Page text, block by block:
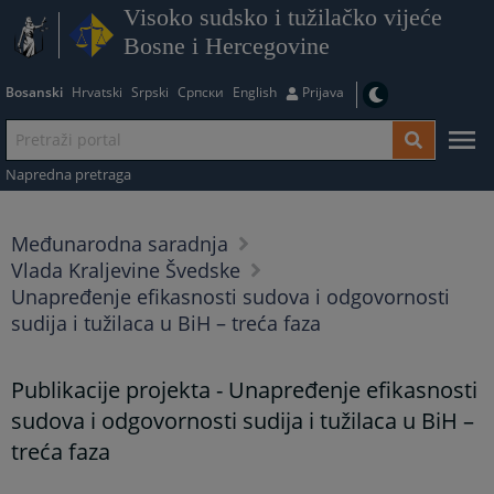
Visoko sudsko i tužilačko vijeće
Bosne i Hercegovine
Bosanski Hrvatski Srpski Српски English Prijava
Napredna pretraga
Međunarodna saradnja
Vlada Kraljevine Švedske
Unapređenje efikasnosti sudova i odgovornosti
sudija i tužilaca u BiH – treća faza
Publikacije projekta - Unapređenje efikasnosti
sudova i odgovornosti sudija i tužilaca u BiH –
treća faza